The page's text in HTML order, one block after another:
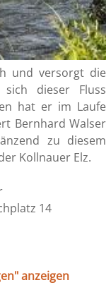
und versorgt die
dieser Fluss
hat er im Laufe
Bernhard Walser
zu diesem
Kollnauer Elz.
14
anzeigen